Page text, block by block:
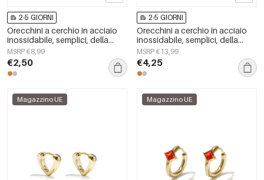
2-5 GIORNI
Orecchini a cerchio in acciaio
inossidabile, semplici, della
serie Daily Simple, gioielli da
donna
MSRP €8,99
€2,50
2-5 GIORNI
Orecchini a cerchio in acciaio
inossidabile, semplici, della
serie Daily Simple, gioielli da
donna
MSRP €13,99
€4,25
Magazzino UE Magazzino UE